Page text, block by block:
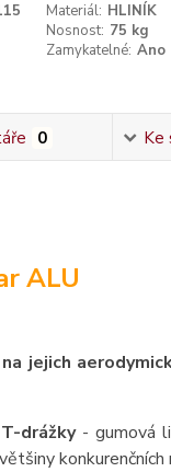
Materiál: HLINÍK
Nosnost: 75 kg
Zamykatelné: Ano
0 Ke
ALU
jejich
drážky- gumová
konkurenčních